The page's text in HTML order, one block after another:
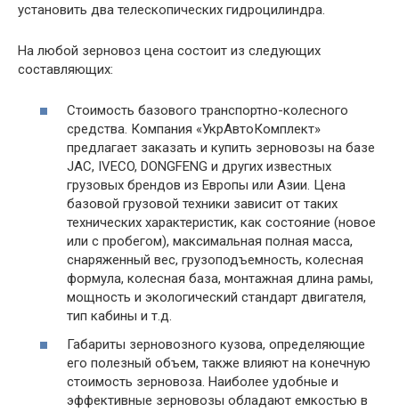
установить два телескопических гидроцилиндра.
На любой зерновоз цена состоит из следующих
составляющих:
Стоимость базового транспортно-колесного
средства. Компания «УкрАвтоКомплект»
предлагает заказать и купить зерновозы на базе
JAC, IVECO, DONGFENG и других известных
грузовых брендов из Европы или Азии. Цена
базовой грузовой техники зависит от таких
технических характеристик, как состояние (новое
или с пробегом), максимальная полная масса,
снаряженный вес, грузоподъемность, колесная
формула, колесная база, монтажная длина рамы,
мощность и экологический стандарт двигателя,
тип кабины и т.д.
Габариты зерновозного кузова, определяющие
его полезный объем, также влияют на конечную
стоимость зерновоза. Наиболее удобные и
эффективные зерновозы обладают емкостью в